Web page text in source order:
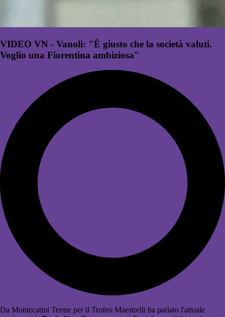
VIDEO VN - Vanoli: "È giusto che la società valuti.
Voglio una Fiorentina ambiziosa"
Da Montecatini Terme per il Trofeo Maestrelli ha parlato l'attuale